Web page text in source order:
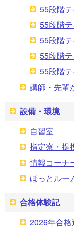
55段階
55段階
55段階
55段階
55段階
講師・先輩
設備・環境
自習室
指定寮・提
情報コーナ
ほっとルー
合格体験記
2026年合格